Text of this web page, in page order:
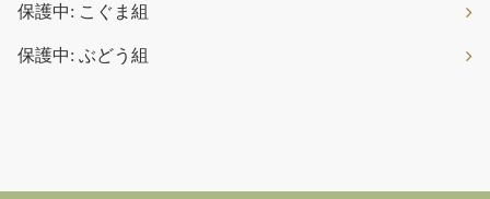
保護中: こぐま組
保護中: ぶどう組